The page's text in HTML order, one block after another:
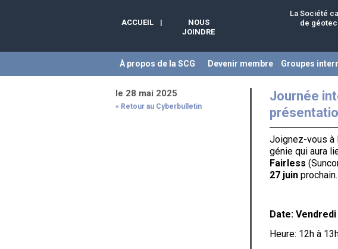
ACCUEIL |
NOUS
JOINDRE
La Société
de
À propos de la SCG Devenir membre Groupes
le 28 mai 2025
« Retour au Cyberbulletin
Journée
Joignez-vous à
génie qui aura
Fairless
27 juin prochain.
Date:
Heure: 12h à